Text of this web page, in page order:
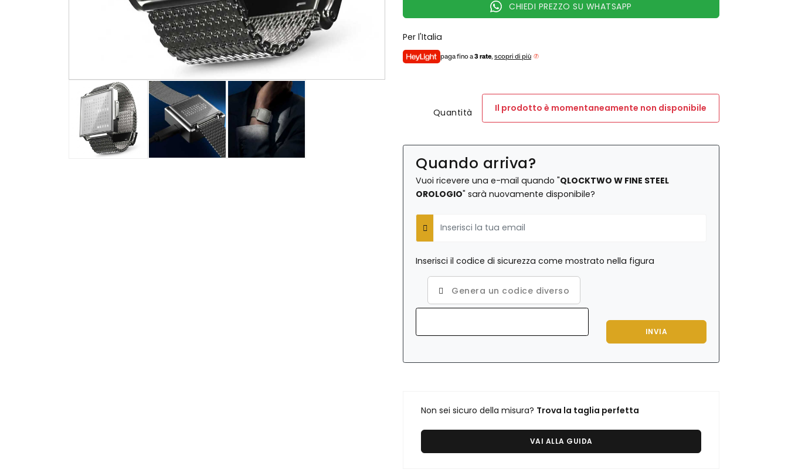
CHIEDI PREZZO SU WHATSAPP
Per l'Italia
paga fino a3 rate, scopri di più
Quantità Il prodotto è momentaneamente non disponibile
Quando arriva?
Vuoi ricevere una e-mail quando "QLOCKTWO W FINE STEEL
OROLOGIO" sarà nuovamente disponibile?
Inserisci il codice di sicurezza come mostrato nella figura
Genera un codice diverso
INVIA
Non sei sicuro della misura? Trova la taglia perfetta
VAI ALLA GUIDA